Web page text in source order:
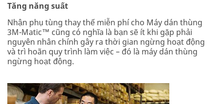
Tăng năng suất
Nhận phụ tùng thay thế miễn phí cho Máy dán thùng
3M-Matic™ cũng có nghĩa là bạn sẽ ít khi gặp phải
nguyên nhân chính gây ra thời gian ngừng hoạt động
và trì hoãn quy trình làm việc – đó là máy dán thùng
ngừng hoạt động.